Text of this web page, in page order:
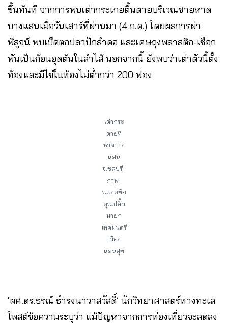
ขึ้นทันที จากการพบเต่ากระเกยตื้นตายบริเวณชายหาด
บางแสนเมื่อวันเสาร์ที่ผ่านมา (4 ก.ค.) โดยผลการผ่า
พิสูจน์ พบเบ็ดตกปลาปักลำคอ และเศษถุงพลาสติก-เชือก
พันเป็นก้อนอุดตันในลำไส้ นอกจากนี้ ยังพบว่าเต่าตัวนี้ตั้ง
ท้องและมีไข่ในท้องไม่ต่ำกว่า 200 ฟอง
เต่ากระ
ตายที่
หาดบาง
แสน
จ.ชลบุรี |
ภาพ :
ณรงค์ชัย
คุณปลื้ม
นายก
เทศมนตรี
เมือง
แสนสุข
‘ผศ.ดร.ธรณ์ ธำรงนาวาสวัสดิ์’ นักวิทยาศาสตร์ทางทะเล
โพสต์ข้อความระบุว่า แม้ปัญหาจากการท่องเที่ยวจะลดลง